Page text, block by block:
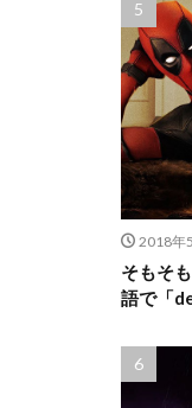
2018年
そもそ
語で「